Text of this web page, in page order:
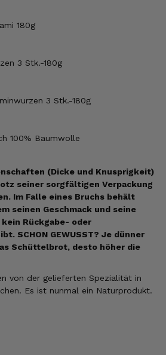
180g
3 Stk.-180g
3 Stk.-180g
100% Baumwolle
(Dicke und Knusprigkeit)
seiner sorgfältigen Verpackung
Im Falle eines Bruchs behält
seinen Geschmack und seine
Rückgabe- oder
SCHON GEWUSST? Je dünner
Schüttelbrot, desto höher die
von der gelieferten Spezialität in
Es ist nunmal ein Naturprodukt.